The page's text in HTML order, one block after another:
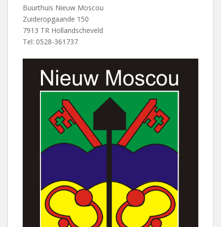
Buurthuis Nieuw Moscou
Zuideropgaande 150
7913 TR Hollandscheveld
Tel: 0528-361737